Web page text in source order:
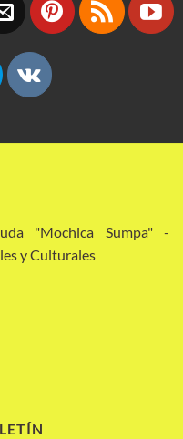
"Mochica Sumpa" -
y Culturales